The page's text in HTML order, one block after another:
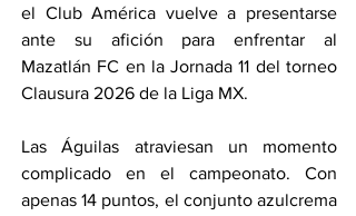
el Club América vuelve a presentarse
ante su afición para enfrentar al
Mazatlán FC en la Jornada 11 del torneo
Clausura 2026 de la Liga MX.
Las Águilas atraviesan un momento
complicado en el campeonato. Con
apenas 14 puntos, el conjunto azulcrema